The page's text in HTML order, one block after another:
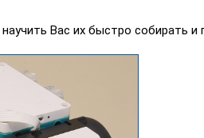
Вас их быстро собирать